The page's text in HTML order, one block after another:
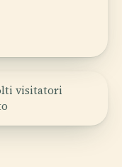
visitatori